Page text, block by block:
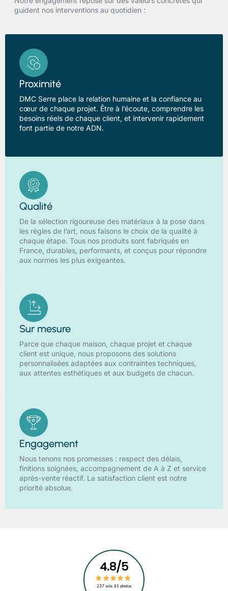
guident nos interventions au quotidien :
Proximité
DMC Serre place la relation humaine et la confiance au
cœur de chaque projet. Être à l’écoute, comprendre les
besoins réels de chaque client, et intervenir rapidement
font partie de notre ADN.
Qualité
De la sélection rigoureuse des matériaux à la pose dans
les règles de l’art, nous faisons le choix de la qualité à
chaque étape. Tous nos produits sont fabriqués en
France, durables, performants, et conçus pour répondre
aux normes les plus exigeantes.
Sur mesure
Parce que chaque maison, chaque projet et chaque
client est unique, nous proposons des solutions
personnalisées adaptées aux contraintes techniques,
aux attentes esthétiques et aux budgets de chacun.
Engagement
Nous tenons nos promesses : respect des délais,
finitions soignées, accompagnement de A à Z et service
après-vente réactif. La satisfaction client est notre
priorité absolue.